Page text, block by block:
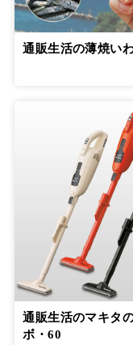
通販生活の薄焼い
通販生活のマキタ
ボ・60